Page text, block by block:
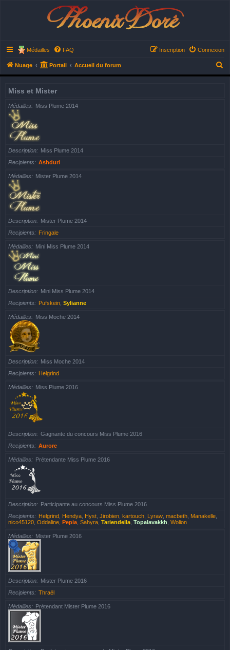
Phoenix Doré
Médailles FAQ Connexion
Inscription
Nuage Portail Accueil du forum
e
Miss et Mister
Médailles Miss Plume 2014
Description
Miss Plume 2014
Recipients
Ashdurl
Médailles Mister Plume 2014
Description
Mister Plume 2014
Recipients
Fringale
Médailles Mini Miss Plume 2014
Description
Mini Miss Plume 2014
Recipients
Pufskein Sylianne
Médailles Miss Moche 2014
Description
Miss Moche 2014
Recipients
Helgrind
Médailles Miss Plume 2016
Description
Gagnante du concours Miss Plume 2016
Recipients
Aurore
Médailles Prétendante Miss Plume 2016
Description
Participante au concours Miss Plume 2016
Recipients
Helgrind Hendya Hyst Jirobien kartouch Lyraw macbeth Manakelle
nico45120 Oddaline Pepia Sahyra Tariendella Topalavakkh Wolion
Médailles Mister Plume 2016
Description
Mister Plume 2016
Recipients
Thraël
Médailles Prétendant Mister Plume 2016